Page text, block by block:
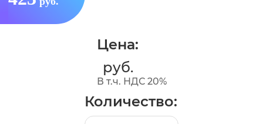
Цена:
руб.
В т.ч. НДС 20%
Количество: